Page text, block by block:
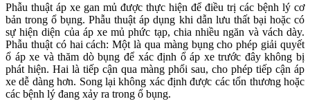
Phẫu thuật áp xe gan mủ được thực hiện để điều trị các bệnh lý cơ
bản trong ổ bụng. Phẫu thuật áp dụng khi dẫn lưu thất bại hoặc có
sự hiện diện của áp xe mủ phức tạp, chia nhiều ngăn và vách dày.
Phẫu thuật có hai cách: Một là qua màng bụng cho phép giải quyết
ổ áp xe và thăm dò bụng để xác định ổ áp xe trước đây không bị
phát hiện. Hai là tiếp cận qua màng phổi sau, cho phép tiếp cận áp
xe dễ dàng hơn. Song lại không xác định được các tổn thương hoặc
các bệnh lý đang xảy ra trong ổ bụng.